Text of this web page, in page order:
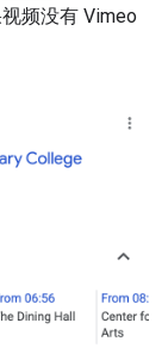
视频没有 Vimeo